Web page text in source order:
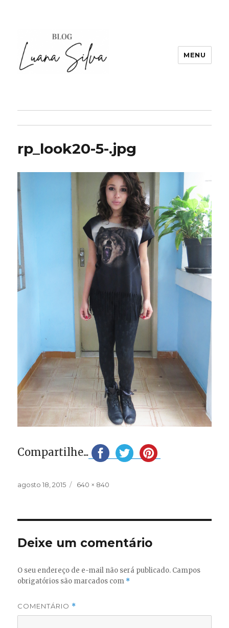
MENU
rp_look20-5-.jpg
Compartilhe...
Publicado
agosto 18, 2015
Tamanho
640 × 840
Deixe um comentário
O seu endereço de e-mail não será publicado. Campos
obrigatórios são marcados com *
COMENTÁRIO *